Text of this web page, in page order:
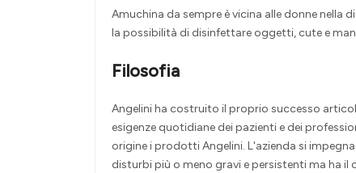
Amuchina da sempre è vicina alle donne
la possibilità di disinfettare oggetti, cute e
Filosofia
Angelini ha costruito il proprio successo
esigenze quotidiane dei pazienti e dei
origine i prodotti Angelini. L'azienda si
disturbi più o meno gravi e persistenti ma ha